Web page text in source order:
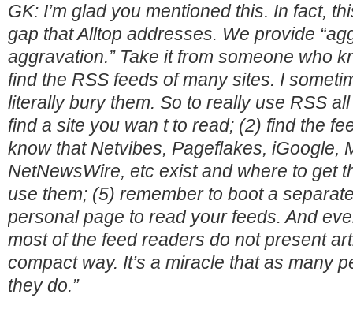
GK: I’m glad you mentioned this. In fact,
gap that Alltop addresses. We provide
aggravation.” Take it from someone who
find the RSS feeds of many sites. I
literally bury them. So to really use RSS
find a site you wan t to read; (2) find the
know that Netvibes, Pageflakes, iGoogle,
NetNewsWire, etc exist and where to get
use them; (5) remember to boot a
personal page to read your feeds. And
most of the feed readers do not present
compact way. It’s a miracle that as many
they do.”